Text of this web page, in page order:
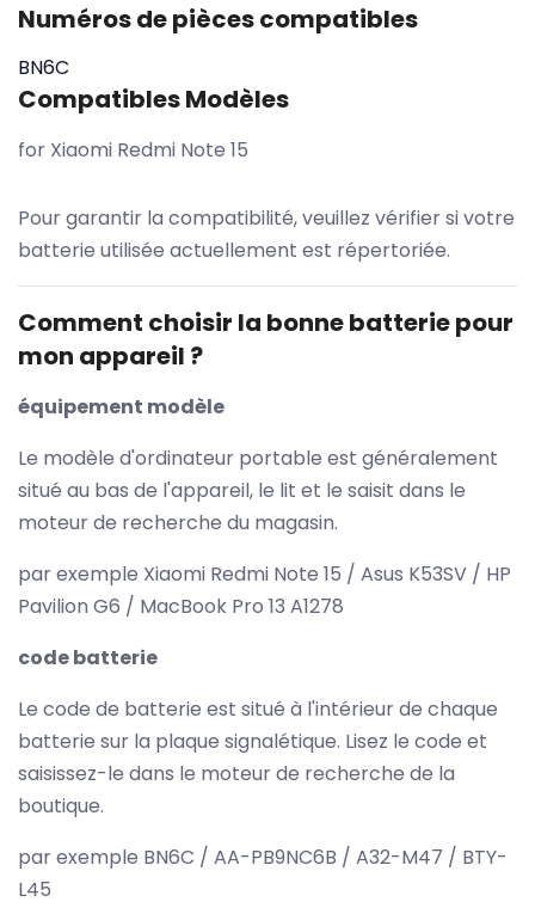
Numéros de pièces compatibles
BN6C
Compatibles Modèles
for Xiaomi Redmi Note 15
Pour garantir la compatibilité, veuillez vérifier si votre
batterie utilisée actuellement est répertoriée.
Comment choisir la bonne batterie pour
mon appareil ?
équipement modèle
Le modèle d'ordinateur portable est généralement
situé au bas de l'appareil, le lit et le saisit dans le
moteur de recherche du magasin.
par exemple Xiaomi Redmi Note 15 / Asus K53SV / HP
Pavilion G6 / MacBook Pro 13 A1278
code batterie
Le code de batterie est situé à l'intérieur de chaque
batterie sur la plaque signalétique. Lisez le code et
saisissez-le dans le moteur de recherche de la
boutique.
par exemple BN6C / AA-PB9NC6B / A32-M47 / BTY-
L45